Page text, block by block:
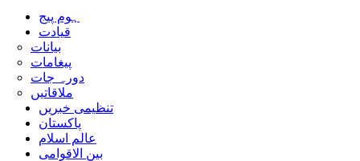
ہوم پیج
قیادت
بیانات
پیغامات
دورہ جات
ملاقاتیں
تنظیمی خبریں
پاکستان
عالم اسلام
بین الاقوامی